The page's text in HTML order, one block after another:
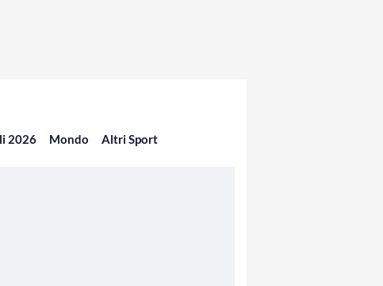
2026 Mondo Altri Sport